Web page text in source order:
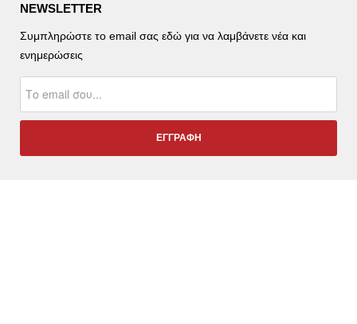
NEWSLETTER
Συμπληρώστε το email σας εδώ για να λαμβάνετε νέα και
ενημερώσεις